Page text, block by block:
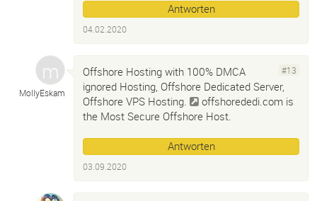
Antworten
04.02.2020
MollyEskam
#13
Offshore Hosting with 100% DMCA
ignored Hosting, Offshore Dedicated Server,
Offshore VPS Hosting.
offshorededi.com is
the Most Secure Offshore Host.
Antworten
03.09.2020